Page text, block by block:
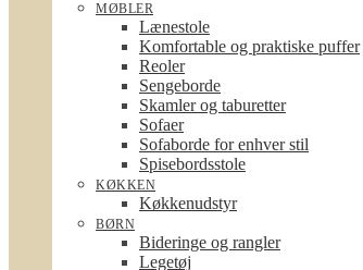
MØBLER
Lænestole
Komfortable og praktiske puffer
Reoler
Sengeborde
Skamler og taburetter
Sofaer
Sofaborde for enhver stil
Spisebordsstole
KØKKEN
Køkkenudstyr
BØRN
Bideringe og rangler
Legetøj